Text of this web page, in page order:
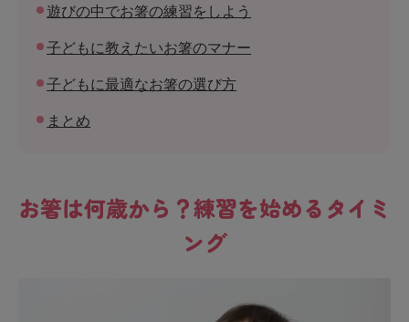
遊びの中でお箸の練習をしよう
子どもに教えたいお箸のマナー
子どもに最適なお箸の選び方
まとめ
お箸は何歳から？練習を始めるタイミ
ング